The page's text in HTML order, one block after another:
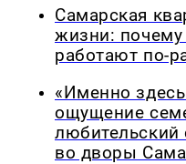
Самарская
жизни:
работают по-
«Именно
ощущение
любительский
во дворы